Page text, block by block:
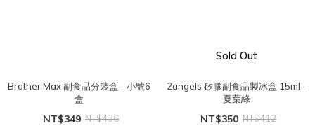
Brother Max 副食品分裝盒 - 小號6
盒
NT$349 NT$436
Sold Out
2angels 矽膠副食品製冰盒 15ml -
夏葉綠
NT$350 NT$412